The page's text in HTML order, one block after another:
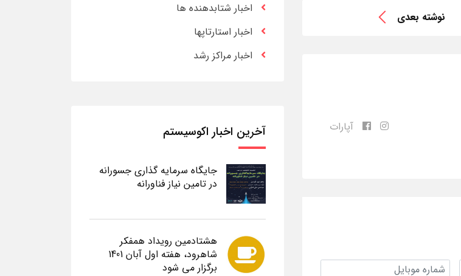
نوشته بعدی
آپارات
اخبار شتابدهنده ها
اخبار استارتاپها
اخبار مراکز رشد
آخرین اخبار اکوسیستم
جایگاه سرمایه گذاری جسورانه
در تامین نیاز فناورانه
هشتادمین رویداد همفکر
شاهرود، هفته اول آبان 1401
برگزار می شود